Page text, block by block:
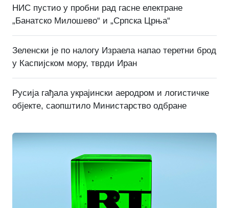
НИС пустио у пробни рад гасне електране
„Банатско Милошево“ и „Српска Црња“
Зеленски је по налогу Израела напао теретни брод
у Каспијском мору, тврди Иран
Русија гађала украјински аеродром и логистичке
објекте, саопштило Министарство одбране